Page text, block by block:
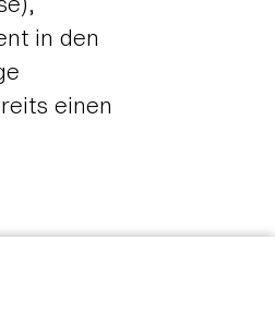
in den
einen